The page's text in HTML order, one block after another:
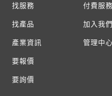
找服務
找產品
產業資訊
要報價
要詢價
付費服務
加入我們
管理中心